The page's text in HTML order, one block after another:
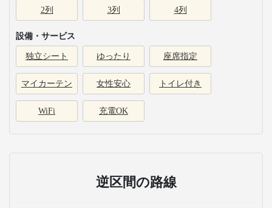
2列 3列 4列
設備・サービス
独立シート ゆったり 座席指定
マイカーテン 女性安心 トイレ付き
WiFi 充電OK
逆区間の路線